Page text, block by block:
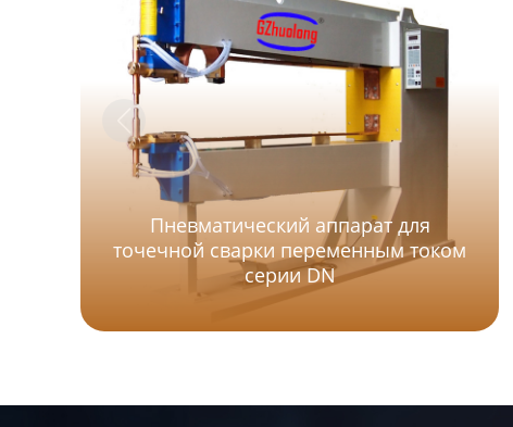
Пневматический аппарат для
точечной сварки переменным током
серии DN